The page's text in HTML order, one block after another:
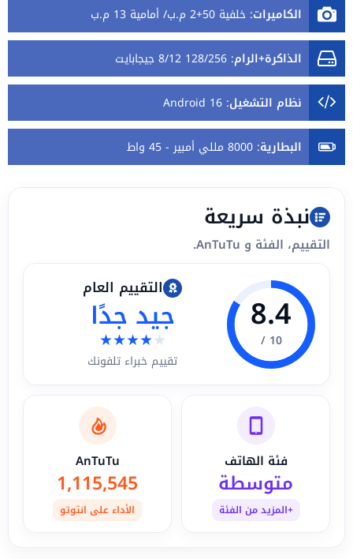
الكاميرات: خلفية 50+2 م.ب/ أمامية 13 م.ب
الذاكرة+الرام: 128/256 8/12 جيجابايت
نظام التشغيل:
Android 16
البطارية: 8000 مللي أمبير - 45 واط
نبذة سريعة
التقييم، الفئة و AnTuTu.
8.4
10 /
التقييم العام
جيد جدًا
★★★★★
تقييم خبراء تلفونك
فئة الهاتف
متوسطة
+المزيد من الفئة
AnTuTu
1,115,545
الأداء على انتوتو